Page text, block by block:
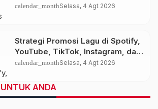
Memperluas Jangkauan Musik
calendar_monthSelasa, 4 Agt 2026
Strategi Promosi Lagu di Spotify,
YouTube, TikTok, Instagram, dan
Platform Digital
calendar_monthSelasa, 4 Agt 2026
ANDA